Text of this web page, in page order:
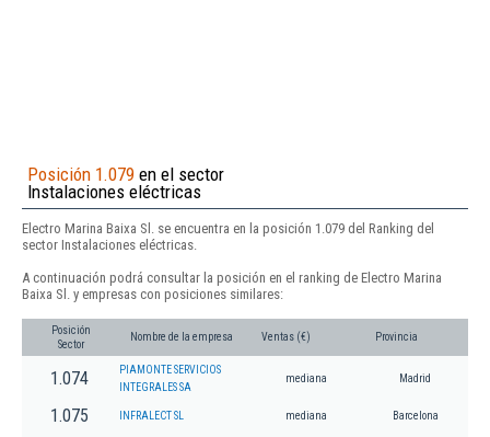
Posición 1.079 en el sector
Instalaciones eléctricas
Electro Marina Baixa Sl. se encuentra en la posición 1.079 del Ranking del
sector Instalaciones eléctricas.
A continuación podrá consultar la posición en el ranking de Electro Marina
Baixa Sl. y empresas con posiciones similares:
Posición
Sector
Nombre de la empresa Ventas (€) Provincia
1.074
PIAMONTE SERVICIOS
INTEGRALES SA
mediana Madrid
1.075 INFRALECT SL mediana Barcelona